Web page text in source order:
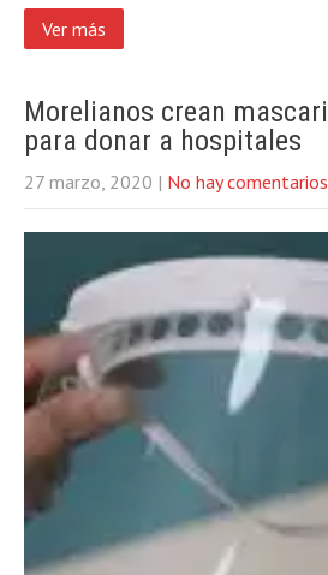
Ver más
Morelianos crean
para donar a hospitales
27 marzo, 2020 | No hay comentarios